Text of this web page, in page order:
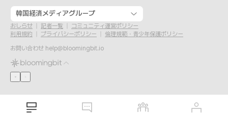
韓国経済メディアグループ
おしらせ 記者一覧
コミュニティ運営ポリシー
利用規約
プライバシーポリシー
倫理規範・青少年保護ポリシー
お問い合わせ help@bloomingbit.io